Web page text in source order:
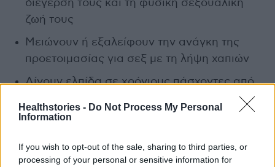
Healthstories - Do Not Process My Personal
Information
If you wish to opt-out of the sale, sharing to third parties, or
processing of your personal or sensitive information for
διέγερσή τους και τη φυσική σεξουαλική
ζωή τους
Μειώνουν ή εξαλείφουν την ανάγκη της
προετοιμασίας για σεξ με τη λήψη χαπιών
Δίνουν ελπίδα σε χρόνιους πάσχοντες από
προθέσεων
Δεν έχουν αναφερθεί παρενέργειες